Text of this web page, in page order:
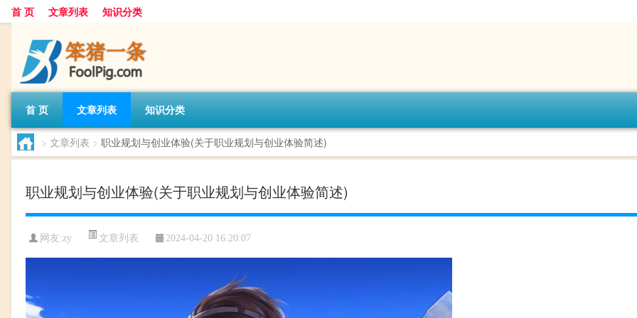
首 页 文章列表 知识分类
首 页 文章列表 知识分类
> 文章列表 > 职业规划与创业体验(关于职业规划与创业体验简述)
职业规划与创业体验(关于职业规划与创业体验简述)
网友:zy 文章列表 2024-04-20 16:20:07